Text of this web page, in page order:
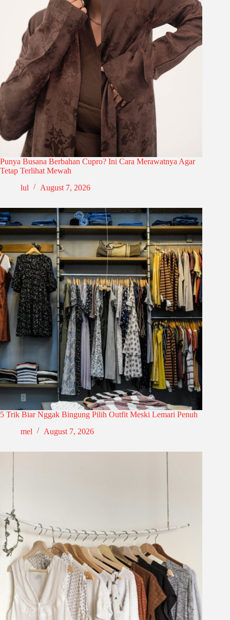
Punya Busana Berbahan Cupro? Ini Cara Merawatnya Agar
Tetap Terlihat Mewah
lul
August 7, 2026
5 Trik Biar Nggak Bingung Pilih Outfit Meski Lemari Penuh
mel
August 7, 2026